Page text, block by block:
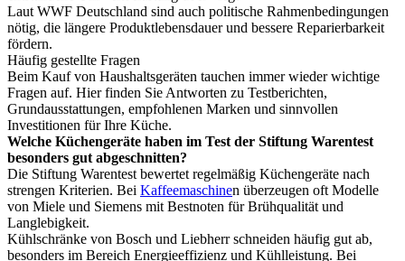
Laut WWF Deutschland sind auch politische Rahmenbedingungen
nötig, die längere Produktlebensdauer und bessere Reparierbarkeit
fördern.
Häufig gestellte Fragen
Beim Kauf von Haushaltsgeräten tauchen immer wieder wichtige
Fragen auf. Hier finden Sie Antworten zu Testberichten,
Grundausstattungen, empfohlenen Marken und sinnvollen
Investitionen für Ihre Küche.
Welche Küchengeräte haben im Test der Stiftung Warentest
besonders gut abgeschnitten?
Die Stiftung Warentest bewertet regelmäßig Küchengeräte nach
strengen Kriterien. Bei Kaffeemaschinen überzeugen oft Modelle
von Miele und Siemens mit Bestnoten für Brühqualität und
Langlebigkeit.
Kühlschränke von Bosch und Liebherr schneiden häufig gut ab,
besonders im Bereich Energieeffizienz und Kühlleistung. Bei